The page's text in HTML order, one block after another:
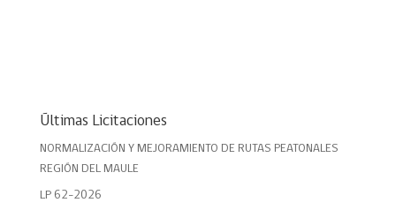
Últimas Licitaciones
NORMALIZACIÓN Y MEJORAMIENTO DE RUTAS PEATONALES
REGIÓN DEL MAULE
LP 62-2026